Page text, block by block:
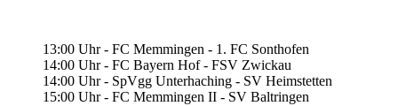
13:00 Uhr - FC Memmingen - 1. FC Sonthofen
14:00 Uhr - FC Bayern Hof - FSV Zwickau
14:00 Uhr - SpVgg Unterhaching - SV Heimstetten
15:00 Uhr - FC Memmingen II - SV Baltringen